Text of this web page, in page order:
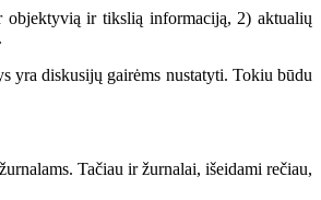
ir tikslią informaciją, 2) aktualių
yra diskusijų gairėms nustatyti. Tokiu būdu
Tačiau ir žurnalai, išeidami rečiau,